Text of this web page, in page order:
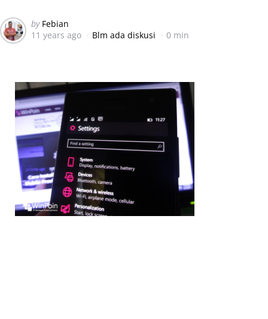
Posted
by
by Febian
11 years ago
Blm ada diskusi 0 min